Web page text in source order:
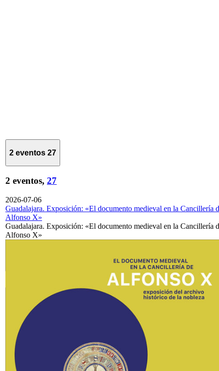
2 eventos 27
2 eventos, 27
2026-07-06
Guadalajara. Exposición: «El documento medieval en la Cancillería
Alfonso X»
Guadalajara. Exposición: «El documento medieval en la Cancillería
Alfonso X»